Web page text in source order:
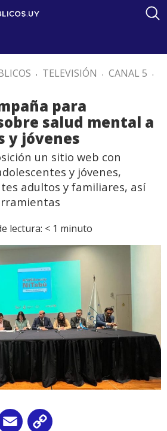
. TELEVISIÓN . CANAL 5 .
para
salud mental a
y jóvenes
un sitio web con
y jóvenes,
adultos y familiares, así
lectura: < 1 minuto
Email